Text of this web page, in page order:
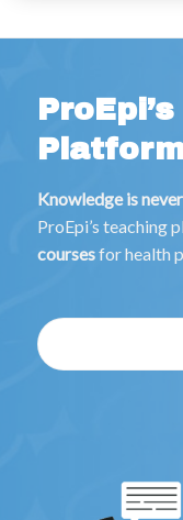
Knowledge is
ProEpi’s teaching
coursesfor health